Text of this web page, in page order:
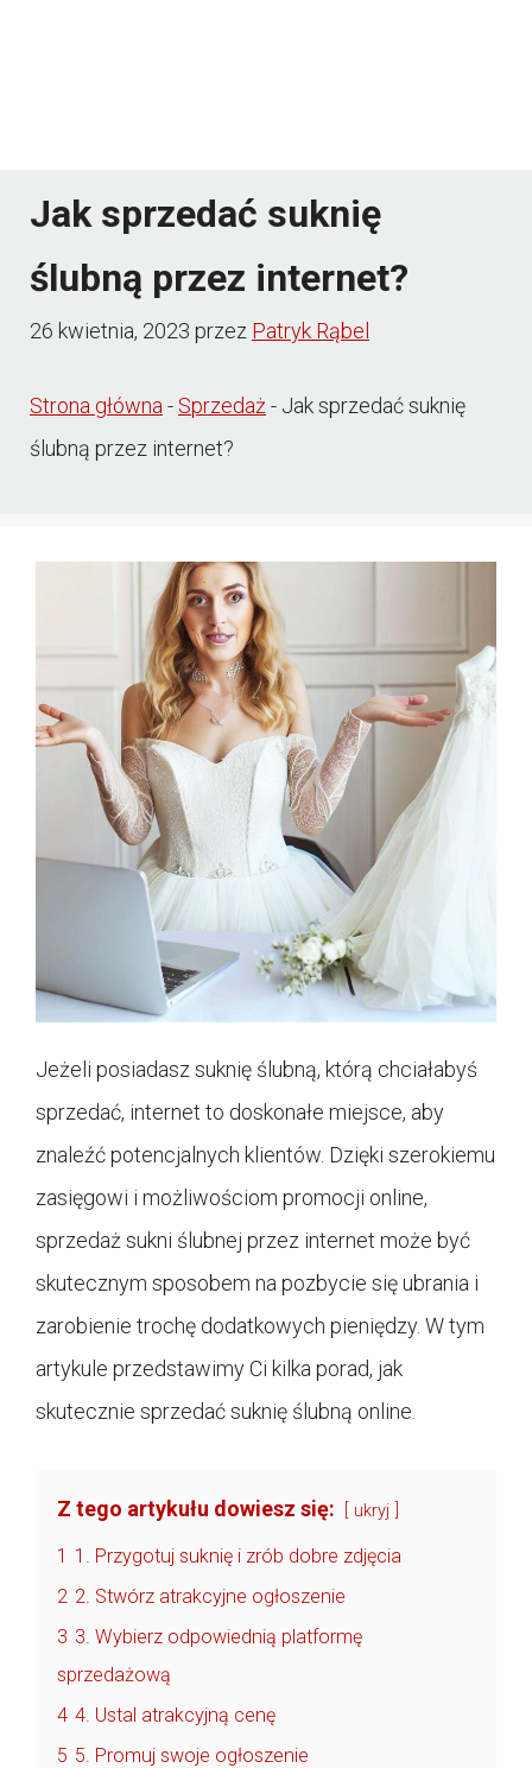
Jak sprzedać suknię
ślubną przez internet?
26 kwietnia, 2023 przez Patryk Rąbel
Strona główna- Sprzedaż- Jak sprzedać suknię
ślubną przez internet?
Jeżeli posiadasz suknię ślubną, którą chciałabyś
sprzedać, internet to doskonałe miejsce, aby
znaleźć potencjalnych klientów. Dzięki szerokiemu
zasięgowi i możliwościom promocji online,
sprzedaż sukni ślubnej przez internet może być
skutecznym sposobem na pozbycie się ubrania i
zarobienie trochę dodatkowych pieniędzy. W tym
artykule przedstawimy Ci kilka porad, jak
skutecznie sprzedać suknię ślubną online.
Z tego artykułu dowiesz się: ukryj
1 1. Przygotuj suknię i zrób dobre zdjęcia
2 2. Stwórz atrakcyjne ogłoszenie
3 3. Wybierz odpowiednią platformę
sprzedażową
4 4. Ustal atrakcyjną cenę
5 5. Promuj swoje ogłoszenie